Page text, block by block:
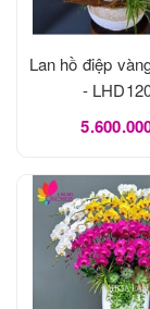
Lan hồ điệp
-